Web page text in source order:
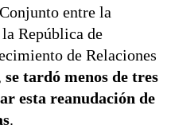
entre la
República de
de Relaciones
se tardó menos de tres
esta reanudación de
.